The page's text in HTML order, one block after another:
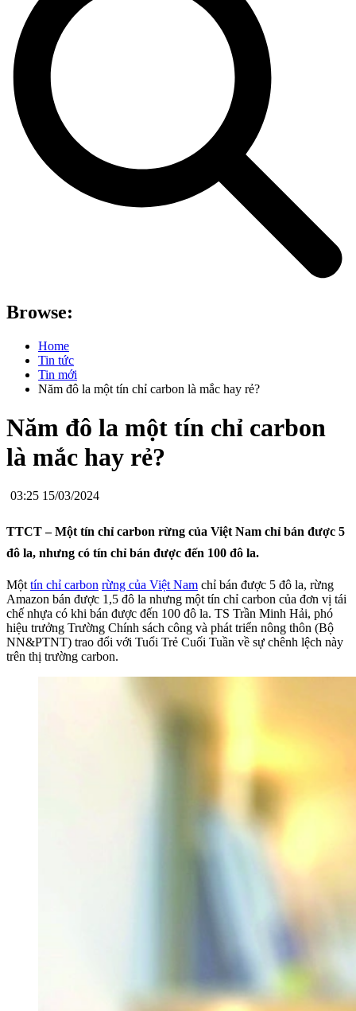
Browse:
Home
Tin tức
Tin mới
Năm đô la một tín chỉ carbon là mắc hay rẻ?
Năm đô la một tín chỉ carbon
là mắc hay rẻ?
03:25 15/03/2024
TTCT – Một tín chỉ carbon rừng của Việt Nam chỉ bán được 5
đô la, nhưng có tín chỉ bán được đến 100 đô la.
Một tín chỉ carbon rừng của Việt Nam chỉ bán được 5 đô la, rừng
Amazon bán được 1,5 đô la nhưng một tín chỉ carbon của đơn vị tái
chế nhựa có khi bán được đến 100 đô la. TS Trần Minh Hải, phó
hiệu trưởng Trường Chính sách công và phát triển nông thôn (Bộ
NN&PTNT) trao đổi với Tuổi Trẻ Cuối Tuần về sự chênh lệch này
trên thị trường carbon.